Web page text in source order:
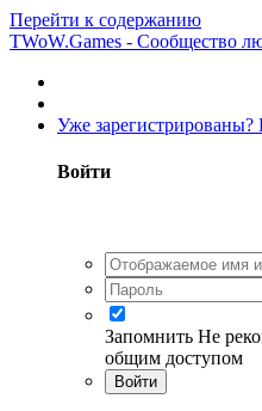
Перейти к содержанию
TWoW.Games - Сообщество
Уже зарегистрированы?
Войти
Запомнить Не
общим доступом
Войти